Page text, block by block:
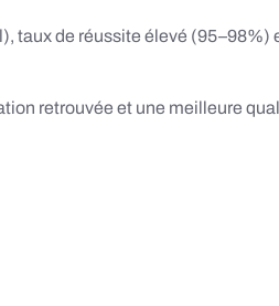
de réussite élevé (95–98%)
retrouvée et une meilleure